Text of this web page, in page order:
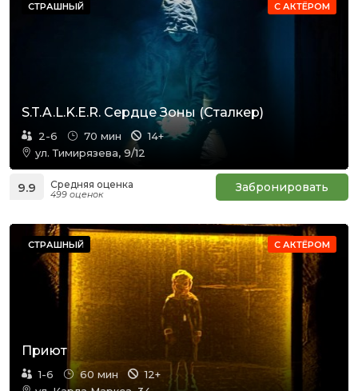
С АКТЁРОМ
СТРАШНЫЙ
S.T.A.L.K.E.R. Сердце Зоны (Сталкер)
2-6 70 мин
14+
ул. Тимирязева, 9/12
9.9 Средняя оценка
499 оценок Забронировать
С АКТЁРОМ
СТРАШНЫЙ
Приют
1-6 60 мин
12+